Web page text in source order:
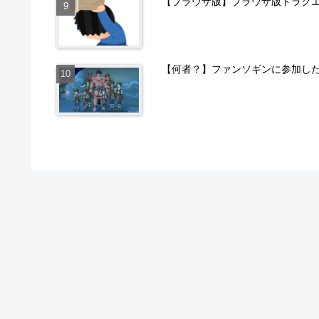
【何者？】ファンソギンに参加し